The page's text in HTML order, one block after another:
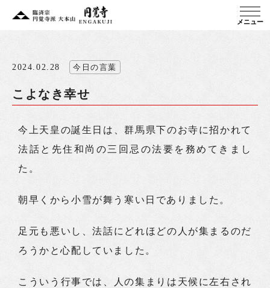
メニュー
2024.02.28 今日の言葉
こよなき幸せ
今上天皇の誕生日は、群馬県下のお寺に招かれて
法話と先住和尚の三回忌の法要を務めてきまし
た。
朝早くから小雪が舞う寒い日でありました。
足元も悪いし、法話にどれほどの人が集まるのだ
ろうかと心配していました。
こういう行事では、人の集まりは天候に左右され